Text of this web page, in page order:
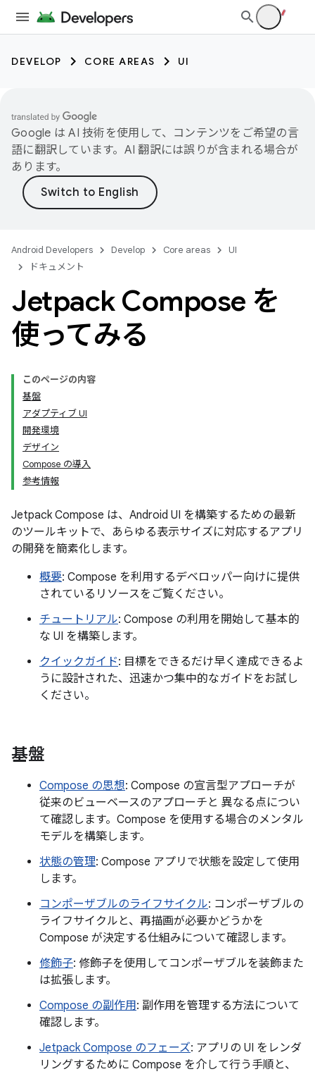
DEVELOP CORE AREAS UI
Google は AI 技術を使用して、コンテンツをご希望の言
語に翻訳しています。AI 翻訳には誤りが含まれる場合が
あります。
Android Developers Develop Core areas
UI
ドキュメント
Jetpack Compose を
使ってみる
このページの内容
基盤
アダプティブ UI
開発環境
デザイン
Compose の導入
参考情報
Jetpack Compose は、Android UI を構築するための最新
のツールキットで、あらゆる表示サイズに対応するアプリ
の開発を簡素化します。
概要: Compose を利用するデベロッパー向けに提供
されているリソースをご覧ください。
チュートリアル: Compose の利用を開始して基本的
な UI を構築します。
クイックガイド: 目標をできるだけ早く達成できるよ
うに設計された、迅速かつ集中的なガイドをお試し
ください。
基盤
Compose の思想: Compose の宣言型アプローチが
従来のビューベースのアプローチと 異なる点につい
て確認します。Compose を使用する場合のメンタル
モデルを構築します。
状態の管理: Compose アプリで状態を設定して使用
します。
コンポーザブルのライフサイクル: コンポーザブルの
ライフサイクルと、再描画が必要かどうかを
Compose が決定する仕組みについて確認します。
修飾子: 修飾子を使用してコンポーザブルを装飾また
は拡張します。
Compose の副作用: 副作用を管理する方法について
確認します。
Jetpack Compose のフェーズ: アプリの UI をレンダ
リングするために Compose を介して行う手順と、